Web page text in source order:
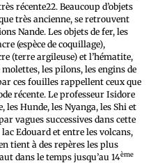
récente22. Beaucoup d’objets
très ancienne, se retrouvent
Nande. Les objets de fer, les
(espèce de coquillage),
(terre argileuse) et l’hématite,
les pilons, les engins de
ces fouilles rappellent ceux que
récente. Le professeur Isidore
les Hunde, les Nyanga, les Shi et
vagues successives dans cette
Edouard et entre les volcans,
tient à des repères les plus
dans le temps jusqu’au 14ème